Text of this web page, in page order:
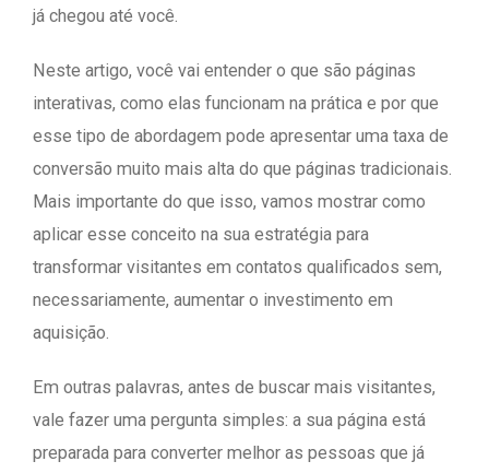
já chegou até você.
Neste artigo, você vai entender o que são páginas
interativas, como elas funcionam na prática e por que
esse tipo de abordagem pode apresentar uma taxa de
conversão muito mais alta do que páginas tradicionais.
Mais importante do que isso, vamos mostrar como
aplicar esse conceito na sua estratégia para
transformar visitantes em contatos qualificados sem,
necessariamente, aumentar o investimento em
aquisição.
Em outras palavras, antes de buscar mais visitantes,
vale fazer uma pergunta simples: a sua página está
preparada para converter melhor as pessoas que já